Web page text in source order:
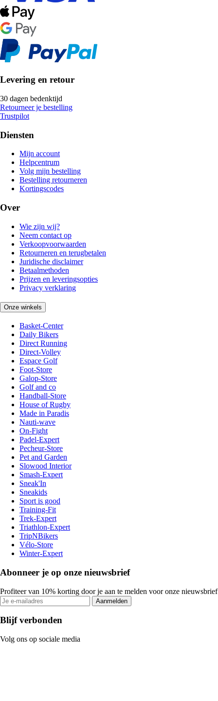
Levering en retour
30 dagen bedenktijd
Retourneer je bestelling
Trustpilot
Diensten
Mijn account
Helpcentrum
Volg mijn bestelling
Bestelling retourneren
Kortingscodes
Over
Wie zijn wij?
Neem contact op
Verkoopvoorwaarden
Retourneren en terugbetalen
Juridische disclaimer
Betaalmethoden
Prijzen en leveringsopties
Privacy verklaring
Onze winkels
Basket-Center
Daily Bikers
Direct Running
Direct-Volley
Espace Golf
Foot-Store
Galop-Store
Golf and co
Handball-Store
House of Rugby
Made in Paradis
Nauti-wave
On-Fight
Padel-Expert
Pecheur-Store
Pet and Garden
Slowood Interior
Smash-Expert
Sneak'In
Sneakids
Sport is good
Training-Fit
Trek-Expert
Triathlon-Expert
TripNBikers
Vélo-Store
Winter-Expert
Abonneer je op onze nieuwsbrief
Profiteer van 10% korting door je aan te melden voor onze nieuwsbrief
Aanmelden
Blijf verbonden
Volg ons op sociale media